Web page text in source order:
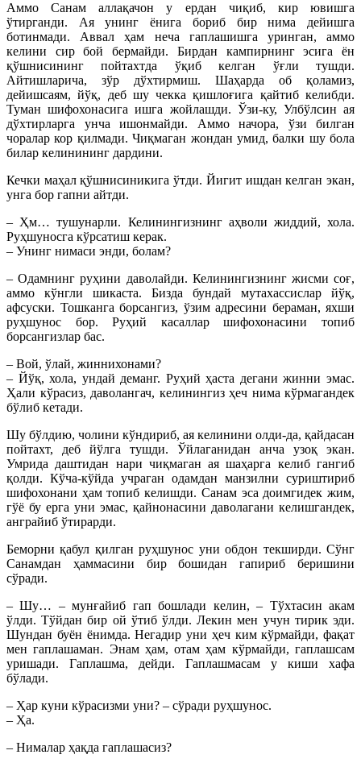
Аммо Санам аллақачон у ердан чиқиб, кир ювишга
ўтирганди. Ая унинг ёнига бориб бир нима дейишга
ботинмади. Аввал ҳам неча гаплашишга уринган, аммо
келини сир бой бермайди. Бирдан кампирнинг эсига ён
қўшнисининг пойтахтда ўқиб келган ўғли тушди.
Айтишларича, зўр дўхтирмиш. Шаҳарда об қоламиз,
дейишсаям, йўқ, деб шу чекка қишлоғига қайтиб келибди.
Туман шифохонасига ишга жойлашди. Ўзи-ку, Улбўлсин ая
дўхтирларга унча ишонмайди. Аммо начора, ўзи билган
чоралар кор қилмади. Чиқмаган жондан умид, балки шу бола
билар келинининг дардини.
Кечки маҳал қўшнисиникига ўтди. Йигит ишдан келган экан,
унга бор гапни айтди.
– Ҳм… тушунарли. Келинингизнинг аҳволи жиддий, хола.
Руҳшуносга кўрсатиш керак.
– Унинг нимаси энди, болам?
– Одамнинг руҳини даволайди. Келинингизнинг жисми соғ,
аммо кўнгли шикаста. Бизда бундай мутахассислар йўқ,
афсуски. Тошканга борсангиз, ўзим адресини бераман, яхши
руҳшунос бор. Руҳий касаллар шифохонасини топиб
борсангизлар бас.
– Вой, ўлай, жиннихонами?
– Йўқ, хола, ундай деманг. Руҳий ҳаста дегани жинни эмас.
Ҳали кўрасиз, даволангач, келинингиз ҳеч нима кўрмагандек
бўлиб кетади.
Шу бўлдию, чолини кўндириб, ая келинини олди-да, қайдасан
пойтахт, деб йўлга тушди. Ўйлаганидан анча узоқ экан.
Умрида даштидан нари чиқмаган ая шаҳарга келиб гангиб
қолди. Кўча-кўйда учраган одамдан манзилни суриштириб
шифохонани ҳам топиб келишди. Санам эса доимгидек жим,
гўё бу ерга уни эмас, қайнонасини даволагани келишгандек,
анграйиб ўтирарди.
Беморни қабул қилган руҳшунос уни обдон текширди. Сўнг
Санамдан ҳаммасини бир бошидан гапириб беришини
сўради.
– Шу… – мунғайиб гап бошлади келин, – Тўхтасин акам
ўлди. Тўйдан бир ой ўтиб ўлди. Лекин мен учун тирик эди.
Шундан буён ёнимда. Негадир уни ҳеч ким кўрмайди, фақат
мен гаплашаман. Энам ҳам, отам ҳам кўрмайди, гаплашсам
уришади. Гаплашма, дейди. Гаплашмасам у киши хафа
бўлади.
– Ҳар куни кўрасизми уни? – сўради руҳшунос.
– Ҳа.
– Нималар ҳақда гаплашасиз?